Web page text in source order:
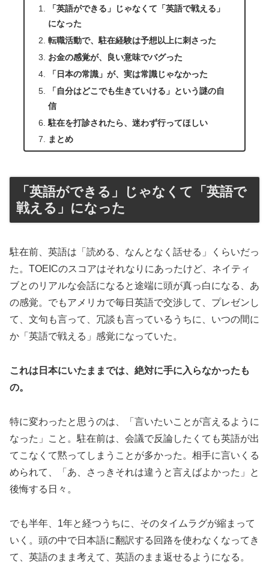
「英語ができる」じゃなくて「英語で戦える」
になった
転職活動で、駐在経験は予想以上に刺さった
お金の感覚が、良い意味でバグった
「日本の常識」が、実は常識じゃなかった
「自分はどこでも生きていける」という謎の自
信
駐在を打診されたら、迷わず行ってほしい
まとめ
「英語ができる」じゃなくて「英語で
戦える」になった
駐在前、英語は「読める、なんとなく話せる」くらいだっ
た。TOEICのスコアはそれなりにあったけど、ネイティ
ブとのリアルな会話になると途端に頭が真っ白になる、あ
の感覚。でもアメリカで毎日英語で交渉して、プレゼンし
て、文句も言って、冗談も言っているうちに、いつの間に
か「英語で戦える」感覚になっていた。
これは日本にいたままでは、絶対に手に入らなかったも
の。
特に変わったと思うのは、「言いたいことが言えるように
なった」こと。駐在前は、会議で反論したくても英語が出
てこなくて黙ってしまうことが多かった。相手に言いくる
められて、「あ、さっきそれは違うと言えばよかった」と
後悔する日々。
でも半年、1年と経つうちに、そのタイムラグが縮まって
いく。頭の中で日本語に翻訳する回路を使わなくなってき
て、英語のまま考えて、英語のまま返せるようになる。